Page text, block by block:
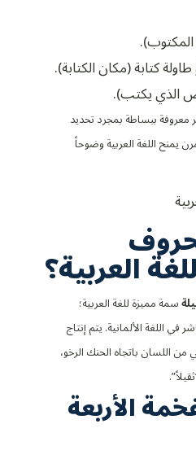
كتابة (مكان الكتابة).
يكتب).
ببساطة بمجرد تحديد
يمنح اللغة العربية وضوحاً
العربية؟
سمة مميزة للغة العربية؛
اللغة الألمانية. يتم إنتاج
اللسان باتجاه الحنك الرخو،
الأربعة